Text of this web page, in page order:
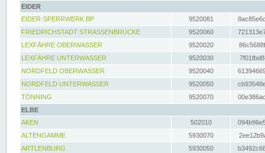
EIDER
EIDER-SPERRWERK BP
9520081
FRIEDRICHSTADT STRASSENBRÜCKE
9520060
LEXFÄHRE OBERWASSER
9520020
LEXFÄHRE UNTERWASSER
9520030
NORDFELD OBERWASSER
9520040
NORDFELD UNTERWASSER
9520050
TÖNNING
9520070
ELBE
AKEN
502010
ALTENGAMME
5930070
ARTLENBURG
5930050